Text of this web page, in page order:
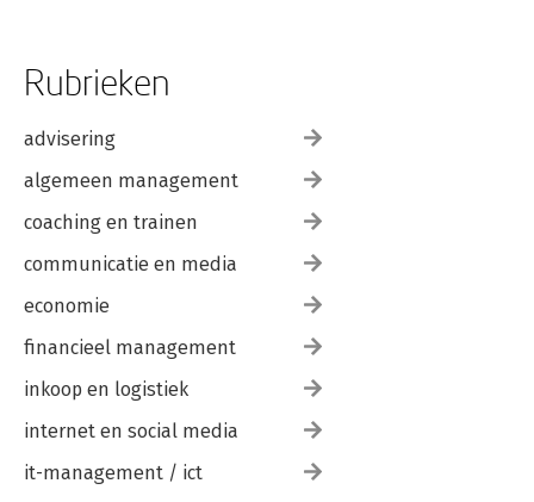
Rubrieken
advisering
algemeen management
coaching en trainen
communicatie en media
economie
financieel management
inkoop en logistiek
internet en social media
it-management / ict